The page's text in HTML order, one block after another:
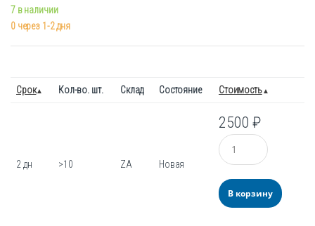
7 в наличии
0 через 1-2 дня
Срок Кол-во. шт. Склад Состояние Стоимость
2 дн >10 ZA Новая
2500₽
Количество
В корзину